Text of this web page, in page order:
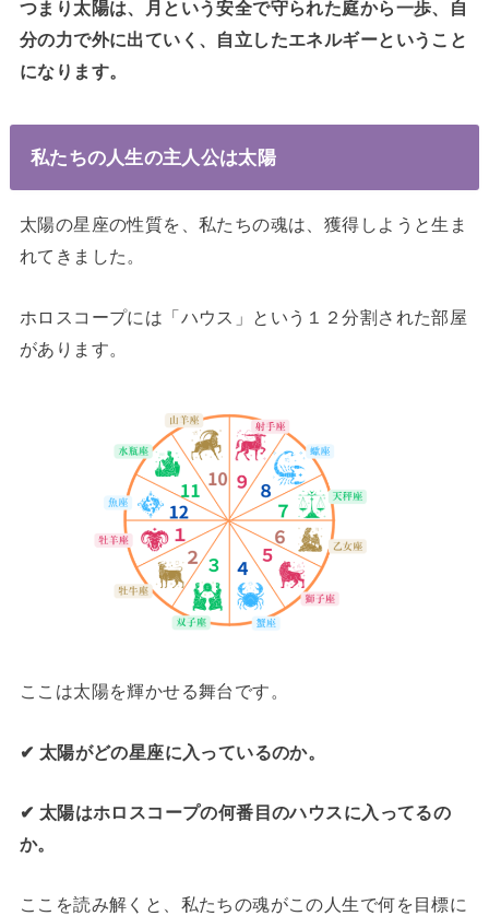
つまり太陽は、月という安全で守られた庭から一歩、自
分の力で外に出ていく、自立したエネルギーということ
になります。
私たちの人生の主人公は太陽
太陽の星座の性質を、私たちの魂は、獲得しようと生ま
れてきました。
ホロスコープには「ハウス」という１２分割された部屋
があります。
ここは太陽を輝かせる舞台です。
✔ 太陽がどの星座に入っているのか。
✔ 太陽はホロスコープの何番目のハウスに入ってるの
か。
ここを読み解くと、私たちの魂がこの人生で何を目標に